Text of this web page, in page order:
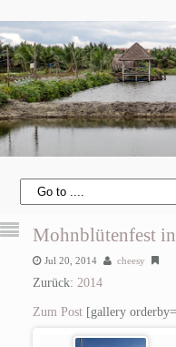
Mohnblütenfest
Jul 20, 2014 cheesy
Zurück: 2014
Zum Post[gallery